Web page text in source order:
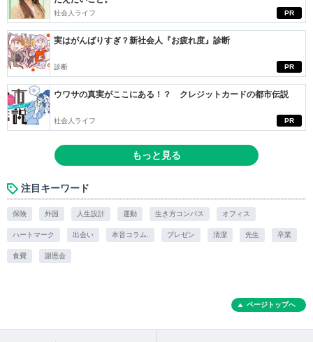
PR
社会人ライフ
PR
実はがんばりすぎ？新社会人『お疲れ度』診断
診断
PR
ウワサの真実がここにある！？ クレジットカードの都市伝説
社会人ライフ
もっと見る
注目キーワード
保険 外国 人生設計 運動 生き方コンパス オフィス
ハートマーク 出会い 本音コラム. プレゼン 清潔 先生 卒業
食費 謝恩会
ページトップへ